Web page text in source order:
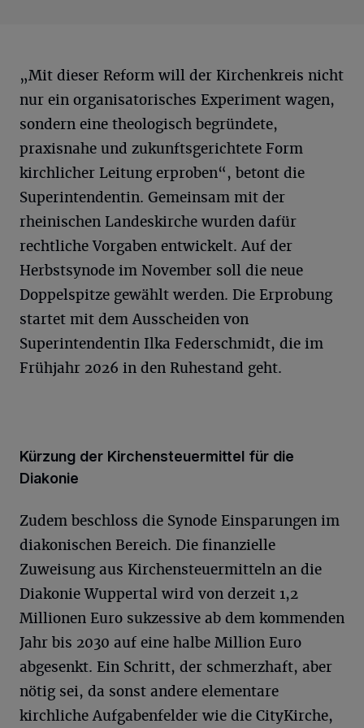
„Mit dieser Reform will der Kirchenkreis nicht
nur ein organisatorisches Experiment wagen,
sondern eine theologisch begründete,
praxisnahe und zukunftsgerichtete Form
kirchlicher Leitung erproben“, betont die
Superintendentin. Gemeinsam mit der
rheinischen Landeskirche wurden dafür
rechtliche Vorgaben entwickelt. Auf der
Herbstsynode im November soll die neue
Doppelspitze gewählt werden. Die Erprobung
startet mit dem Ausscheiden von
Superintendentin Ilka Federschmidt, die im
Frühjahr 2026 in den Ruhestand geht.
Kürzung der Kirchensteuermittel für die
Diakonie
Zudem beschloss die Synode Einsparungen im
diakonischen Bereich. Die finanzielle
Zuweisung aus Kirchensteuermitteln an die
Diakonie Wuppertal wird von derzeit 1,2
Millionen Euro sukzessive ab dem kommenden
Jahr bis 2030 auf eine halbe Million Euro
abgesenkt. Ein Schritt, der schmerzhaft, aber
nötig sei, da sonst andere elementare
kirchliche Aufgabenfelder wie die CityKirche,